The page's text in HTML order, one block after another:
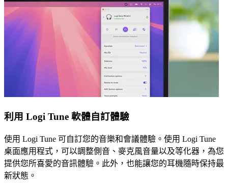
利用 Logi Tune 軟體自訂體驗
使用 Logi Tune 可自訂您的音樂和會議體驗。使用 Logi Tune
桌面應用程式，可以調整側音、麥克風音量以及等化器，為您
提供您所喜愛的音訊體驗。此外，也能讓您的耳機隨時保持最
新狀態。